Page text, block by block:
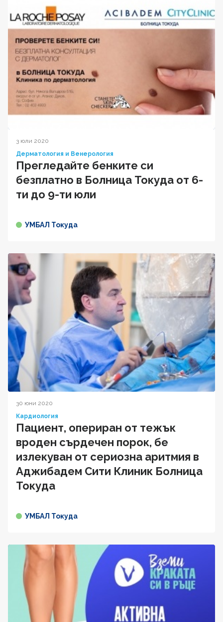
3 юли 2020
Дерматология и Венерология
Прегледайте бенките си
безплатно в Болница Токуда от 6-
ти до 9-ти юли
УМБАЛ Токуда
30 юни 2020
Кардиология
Пациент, опериран от тежък
вроден сърдечен порок, бе
излекуван от сериозна аритмия в
Аджибадем Сити Клиник Болница
Токуда
УМБАЛ Токуда